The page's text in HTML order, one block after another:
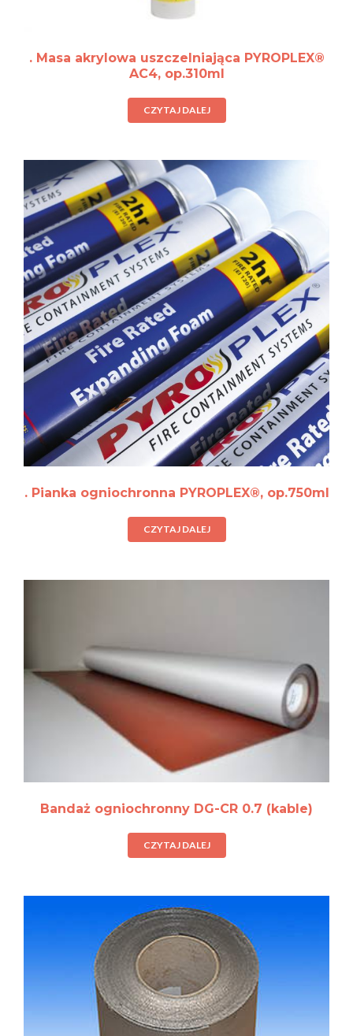
. Masa akrylowa uszczelniająca PYROPLEX®
AC4, op.310ml
CZYTAJ DALEJ
. Pianka ogniochronna PYROPLEX®, op.750ml
CZYTAJ DALEJ
Bandaż ogniochronny DG-CR 0.7 (kable)
CZYTAJ DALEJ